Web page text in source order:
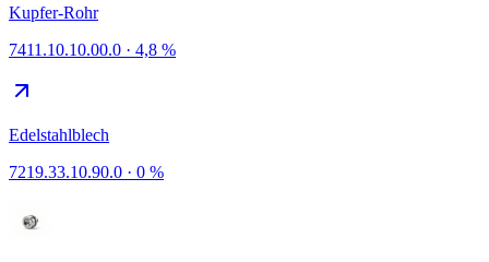
Kupfer-Rohr
7411.10.10.00.0 · 4,8 %
Edelstahlblech
7219.33.10.90.0 · 0 %